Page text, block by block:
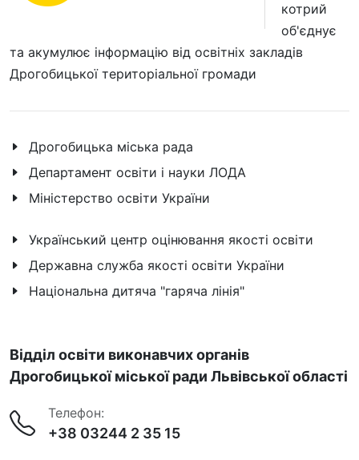
котрий
об'єднує
та акумулює інформацію від освітніх закладів
Дрогобицької територіальної громади
Дрогобицька міська рада
Департамент освіти і науки ЛОДА
Міністерство освіти України
Український центр оцінювання якості освіти
Державна служба якості освіти України
Національна дитяча "гаряча лінія"
Відділ освіти виконавчих органів
Дрогобицької міської ради Львівської області
Телефон:
+38 03244 2 35 15